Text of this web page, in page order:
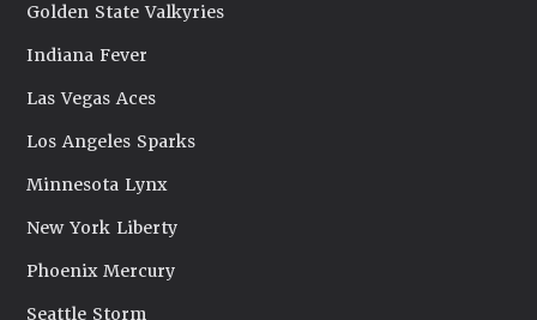
Golden State Valkyries
Indiana Fever
Las Vegas Aces
Los Angeles Sparks
Minnesota Lynx
New York Liberty
Phoenix Mercury
Seattle Storm